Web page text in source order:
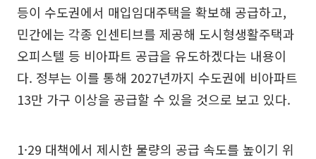
등이 수도권에서 매입임대주택을 확보해 공급하고,
민간에는 각종 인센티브를 제공해 도시형생활주택과
오피스텔 등 비아파트 공급을 유도하겠다는 내용이
다. 정부는 이를 통해 2027년까지 수도권에 비아파트
13만 가구 이상을 공급할 수 있을 것으로 보고 있다.
1·29 대책에서 제시한 물량의 공급 속도를 높이기 위